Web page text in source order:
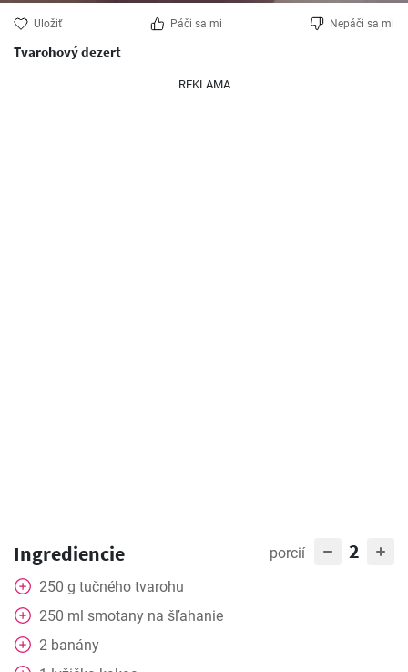
Uložiť Páči sa mi Nepáči sa mi
Tvarohový dezert
REKLAMA
Ingrediencie porcií 2
250 g tučného tvarohu
250 ml smotany na šľahanie
2 banány